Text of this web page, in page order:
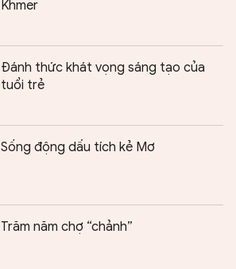
Khmer
Đánh thức khát vọng sáng tạo của
tuổi trẻ
Sống động dấu tích kẻ Mơ
Trăm năm chợ “chảnh”